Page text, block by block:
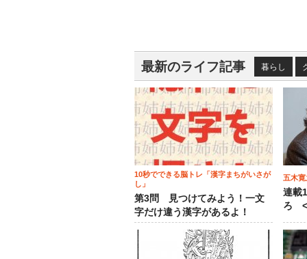
最新のライフ記事 暮らし
10秒でできる脳トレ「漢字まちがいさが
し」
第3問 見つけてみよう！一文
字だけ違う漢字があるよ！
五木
連載
ろ